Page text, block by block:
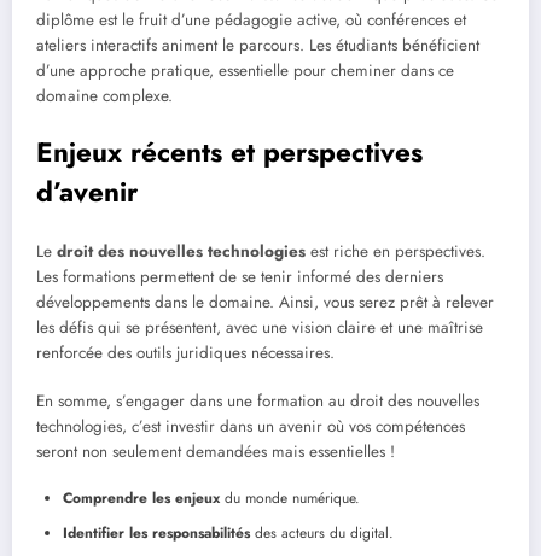
diplôme est le fruit d’une pédagogie active, où conférences et
ateliers interactifs animent le parcours. Les étudiants bénéficient
d’une approche pratique, essentielle pour cheminer dans ce
domaine complexe.
Enjeux récents et perspectives
d’avenir
Le droit des nouvelles technologies est riche en perspectives.
Les formations permettent de se tenir informé des derniers
développements dans le domaine. Ainsi, vous serez prêt à relever
les défis qui se présentent, avec une vision claire et une maîtrise
renforcée des outils juridiques nécessaires.
En somme, s’engager dans une formation au droit des nouvelles
technologies, c’est investir dans un avenir où vos compétences
seront non seulement demandées mais essentielles !
Comprendre les enjeux du monde numérique.
Identifier les responsabilitésdes acteurs du digital.